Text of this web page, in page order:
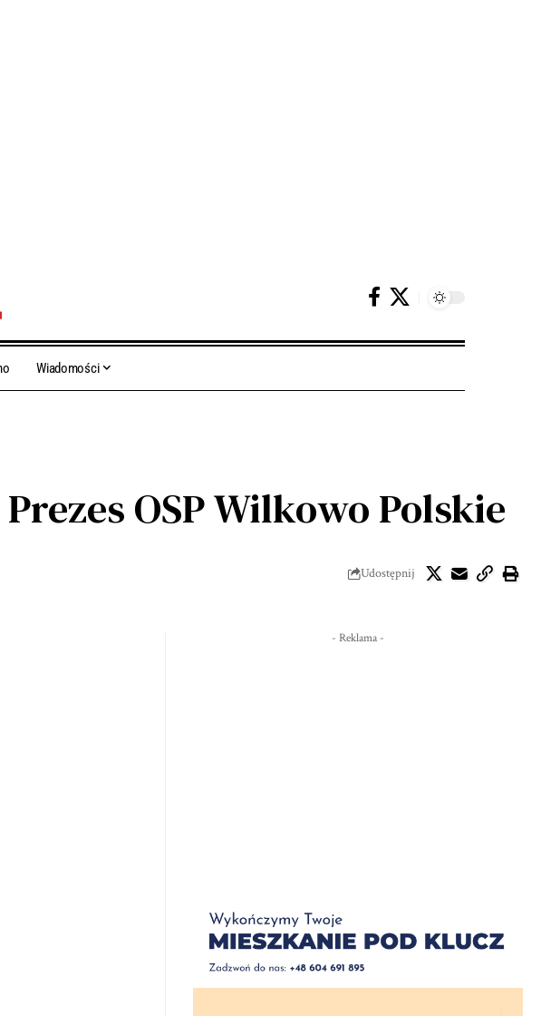
Wiadomości
OSP Wilkowo Polskie
Udostępnij
- Reklama -